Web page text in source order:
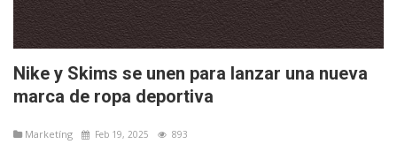
Nike y Skims se unen para lanzar una nueva
marca de ropa deportiva
Marketíng Feb 19, 2025 893